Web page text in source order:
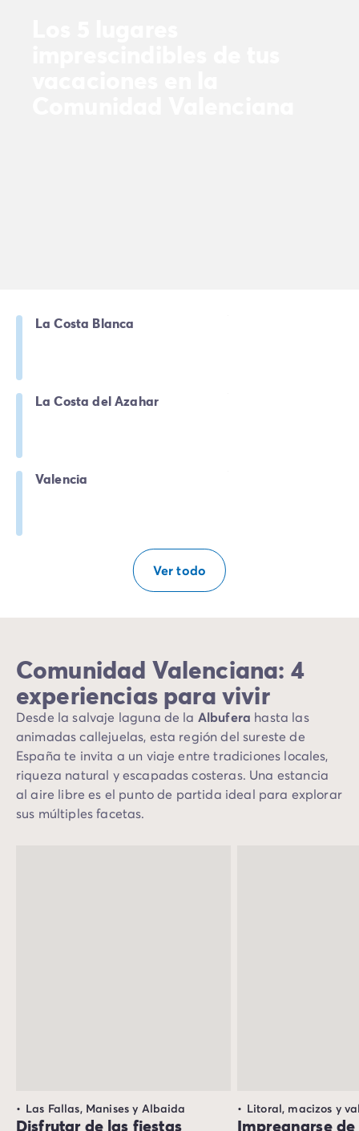
La Costa Blanca
La Costa del Azahar
Valencia
Ver todo
Comunidad Valenciana: 4
experiencias para vivir
Desde la salvaje laguna de la Albufera hasta las
animadas callejuelas, esta región del sureste de
España te invita a un viaje entre tradiciones locales,
riqueza natural y escapadas costeras. Una estancia
al aire libre es el punto de partida ideal para explorar
sus múltiples facetas.
Las Fallas, Manises y Albaida
Disfrutar de las fiestas
Litoral, macizos y
Impregnarse